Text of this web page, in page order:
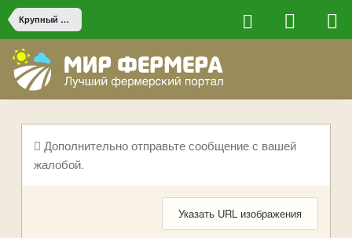
Крупный рогатый скот
Дополнительно отправьте сообщение с вашей
жалобой.
Указать URL изображения